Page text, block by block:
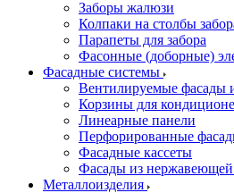
Заборы жалюзи
Колпаки на столбы
Парапеты для забора
Фасонные (доборные)
Фасадные системы
Вентилируемые фасады
Корзины для
Линеарные панели
Перфорированные
Фасадные кассеты
Фасады из нержавеющей
Металлоизделия